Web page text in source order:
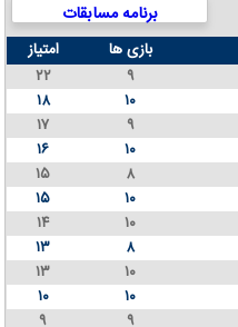
برنامه مسابقات
بازی ها
امتیاز
۹
۲۲
۱۰
۱۸
۹
۱۷
۱۰
۱۶
۸
۱۵
۱۰
۱۵
۱۰
۱۴
۸
۱۳
۱۰
۱۳
۱۰
۱۰
۹
۹